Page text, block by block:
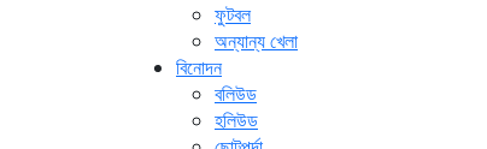
ফুটবল
অন্যান্য খেলা
বিনোদন
বলিউড
হলিউড